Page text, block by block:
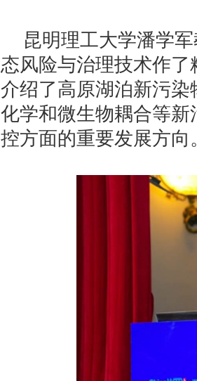
昆明理工大学潘学
态风险与治理技术作
介绍了高原湖泊新污
化学和微生物耦合等
控方面的重要发展方